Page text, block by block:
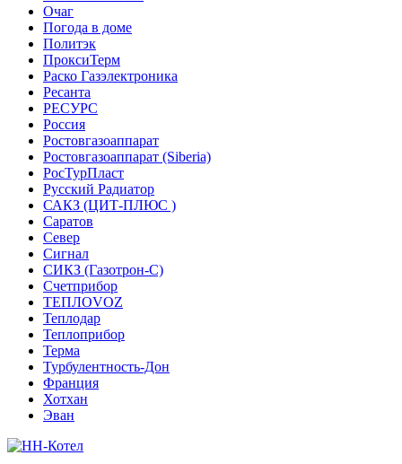
Очаг
Погода в доме
Политэк
ПроксиТерм
Раско Газэлектроника
Ресанта
РЕСУРС
Россия
Ростовгазоаппарат
Ростовгазоаппарат (Siberia)
РосТурПласт
Русский Радиатор
САКЗ (ЦИТ-ПЛЮС )
Саратов
Север
Сигнал
СИКЗ (Газотрон-С)
Счетприбор
ТЕПЛОVOZ
Теплодар
Теплоприбор
Терма
Турбулентность-Дон
Франция
Хотхан
Эван